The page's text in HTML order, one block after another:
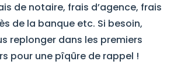
de notaire, frais d’agence, frais
de la banque etc. Si besoin,
replonger dans les premiers
pour une pîqûre de rappel !